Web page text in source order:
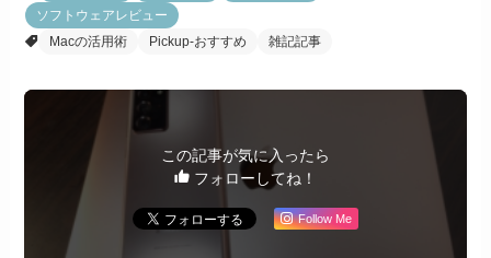
ソフトウェアレビュー
Macの活用術
Pickup-おすすめ 雑記記事
この記事が気に入ったら
フォローしてね！
Follow Me